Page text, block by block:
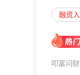
融资
叩富问财